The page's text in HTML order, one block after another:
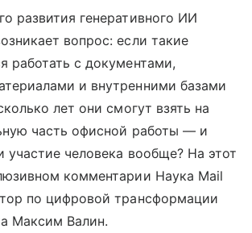
развития генеративного ИИ
вопрос: если такие
работать с документами,
и внутренними базами
лет они смогут взять на
часть офисной работы — и
участие человека вообще? На этот
комментарии Наука Mail
по цифровой трансформации
Максим Валин.